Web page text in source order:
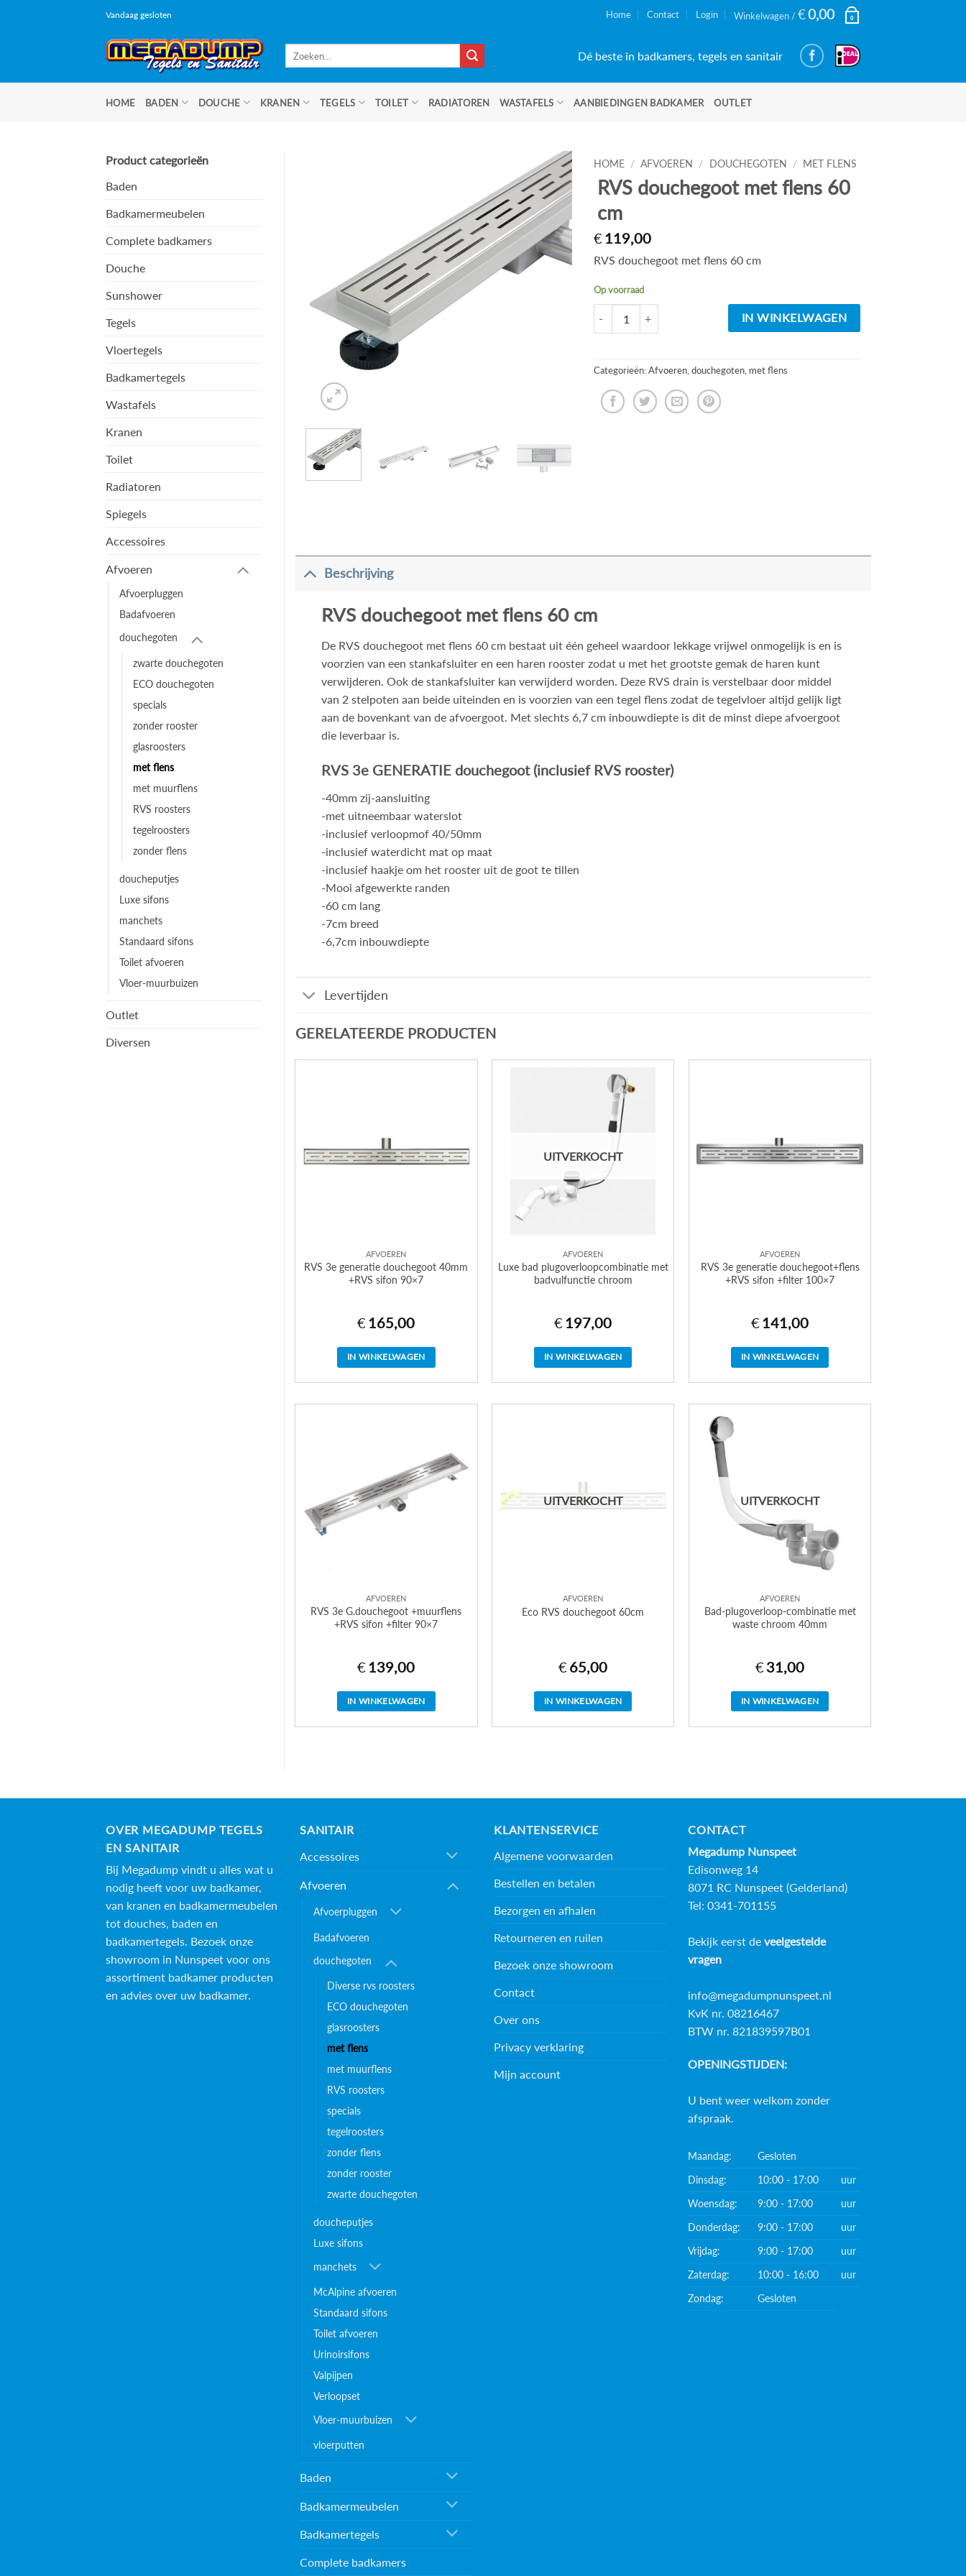
Vandaag gesloten Home Contact Login Winkelwagen /€0,00 0
Dé beste in badkamers, tegels en sanitair
HOME BADEN DOUCHE KRANEN TEGELS TOILET RADIATOREN WASTAFELS AANBIEDINGEN BADKAMER OUTLET
Product categorieën
Baden
Badkamermeubelen
Complete badkamers
Douche
Sunshower
Tegels
Vloertegels
Badkamertegels
Wastafels
Kranen
Toilet
Radiatoren
Spiegels
Accessoires
Afvoeren
Afvoerpluggen
Badafvoeren
douchegoten
zwarte douchegoten
ECO douchegoten
specials
zonder rooster
glasroosters
met flens
met muurflens
RVS roosters
tegelroosters
zonder flens
doucheputjes
Luxe sifons
manchets
Standaard sifons
Toilet afvoeren
Vloer-muurbuizen
Outlet
Diversen
HOME / AFVOEREN / DOUCHEGOTEN / MET FLENS
RVS douchegoot met flens 60
cm
€ 119,00
RVS douchegoot met flens 60 cm
Op voorraad
RVS douchegoot met flens 60 cm aantal
IN WINKELWAGEN
Categorieën:Afvoeren ,douchegoten met flens
Beschrijving
RVS douchegoot met flens 60 cm
De RVS douchegoot met flens 60 cm bestaat uit één geheel waardoor lekkage vrijwel onmogelijk is en is
voorzien van een stankafsluiter en een haren rooster zodat u met het grootste gemak de haren kunt
verwijderen. Ook de stankafsluiter kan verwijderd worden. Deze RVS drain is verstelbaar door middel
van 2 stelpoten aan beide uiteinden en is voorzien van een tegel flens zodat de tegelvloer altijd gelijk ligt
aan de bovenkant van de afvoergoot. Met slechts 6,7 cm inbouwdiepte is dit de minst diepe afvoergoot
die leverbaar is.
RVS 3e GENERATIE douchegoot (inclusief RVS rooster)
-40mm zij-aansluiting
-met uitneembaar waterslot
-inclusief verloopmof 40/50mm
-inclusief waterdicht mat op maat
-inclusief haakje om het rooster uit de goot te tillen
-Mooi afgewerkte randen
-60 cm lang
-7cm breed
-6,7cm inbouwdiepte
Levertijden
GERELATEERDE PRODUCTEN
AFVOEREN
RVS 3e generatie douchegoot 40mm
+RVS sifon 90×7
€ 165,00
IN WINKELWAGEN
UITVERKOCHT
AFVOEREN
Luxe bad plugoverloopcombinatie met
badvulfunctie chroom
€ 197,00
IN WINKELWAGEN
AFVOEREN
RVS 3e generatie douchegoot+flens
+RVS sifon +filter 100×7
€ 141,00
IN WINKELWAGEN
AFVOEREN
RVS 3e G.douchegoot +muurflens
+RVS sifon +filter 90×7
€ 139,00
IN WINKELWAGEN
UITVERKOCHT
AFVOEREN
Eco RVS douchegoot 60cm
€ 65,00
IN WINKELWAGEN
UITVERKOCHT
AFVOEREN
Bad-plugoverloop-combinatie met
waste chroom 40mm
€ 31,00
IN WINKELWAGEN
OVER MEGADUMP TEGELS
EN SANITAIR
Bij Megadump vindt u alles wat u
nodig heeft voor uw badkamer,
van kranen en badkamermeubelen
tot douches, baden en
badkamertegels. Bezoek onze
showroom in Nunspeet voor ons
assortiment badkamer producten
en advies over uw badkamer.
SANITAIR
Accessoires
Afvoeren
Afvoerpluggen
Badafvoeren
douchegoten
Diverse rvs roosters
ECO douchegoten
glasroosters
met flens
met muurflens
RVS roosters
specials
tegelroosters
zonder flens
zonder rooster
zwarte douchegoten
doucheputjes
Luxe sifons
manchets
McAlpine afvoeren
Standaard sifons
Toilet afvoeren
Urinoirsifons
Valpijpen
Verloopset
Vloer-muurbuizen
vloerputten
Baden
Badkamermeubelen
Badkamertegels
Complete badkamers
KLANTENSERVICE
Algemene voorwaarden
Bestellen en betalen
Bezorgen en afhalen
Retourneren en ruilen
Bezoek onze showroom
Contact
Over ons
Privacy verklaring
Mijn account
CONTACT
Megadump Nunspeet
Edisonweg 14
8071 RC Nunspeet (Gelderland)
Tel: 0341-701155
Bekijk eerst de veelgestelde
vragen
info@megadumpnunspeet.nl
KvK nr. 08216467
BTW nr. 821839597B01
OPENINGSTIJDEN:
U bent weer welkom zonder
afspraak.
Maandag:
Gesloten
Dinsdag:
10:00 - 17:00
uur
Woensdag:
9:00 - 17:00
uur
Donderdag:
9:00 - 17:00
uur
Vrijdag:
9:00 - 17:00
uur
Zaterdag:
10:00 - 16:00
uur
Zondag:
Gesloten